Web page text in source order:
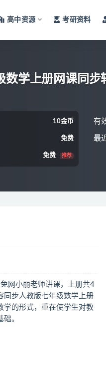
高中资源 考研资料
数学上册网课同
10金币
免费
免费 推荐
有
最
网小丽老师讲课，上册共4
同步人教版七年级数学上册
学的形式，重在使学生对教
。